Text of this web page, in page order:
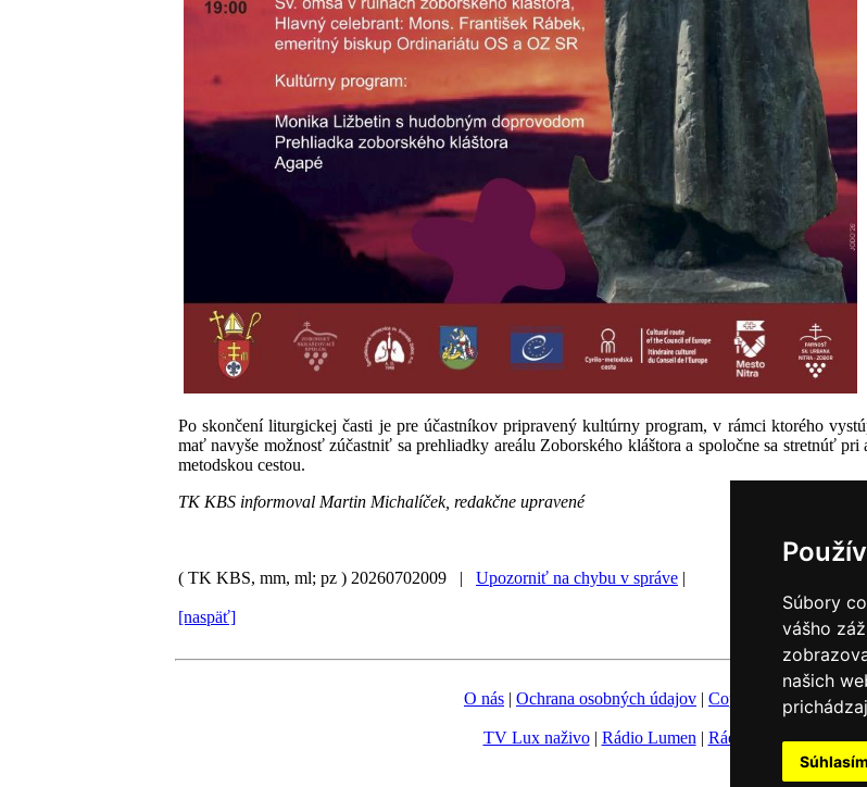
Súbory
vášho
našich
Súhlasím
Po skončení liturgickej časti je pre účastníkov pripravený kultúrny program, v rámci ktorého
mať navyše možnosť zúčastniť sa prehliadky areálu Zoborského kláštora a spoločne sa stretnúť
metodskou cestou.
TK KBS informoval Martin Michalíček, redakčne upravené
( TK KBS, mm, ml; pz ) 20260702009 | Upozorniť na chybu v správe |
[naspäť]
O nás | Ochrana osobných údajov | Copyright Fotobanka
TV Lux naživo| Rádio Lumen | Rádio Vatikán|SSV|
Nastavenie